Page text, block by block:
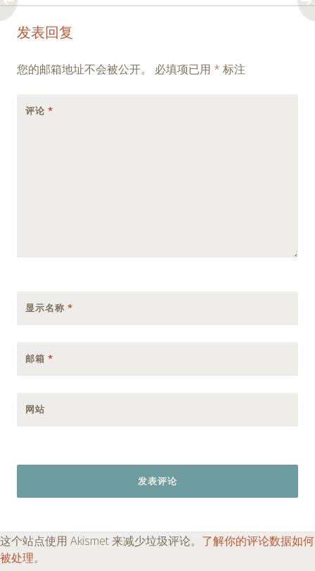
Post
navigation
←
→
发表回复
您的邮箱地址不会被公开。 必填项已用 * 标注
评论 *
显示名称 *
邮箱 *
网站
这个站点使用 Akismet 来减少垃圾评论。 了解你的评论数据如何
被处理。